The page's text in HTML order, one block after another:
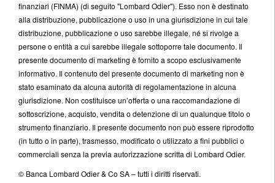
finanziari (FINMA) (di seguito "Lombard Odier"). Esso non è destinato
alla distribuzione, pubblicazione o uso in una giurisdizione in cui tale
distribuzione, pubblicazione o uso sarebbe illegale, né si rivolge a
persone o entità a cui sarebbe illegale sottoporre tale documento. Il
presente documento di marketing è fornito a scopo esclusivamente
informativo. Il contenuto del presente documento di marketing non è
stato esaminato da alcuna autorità di regolamentazione in alcuna
giurisdizione. Non costituisce un’offerta o una raccomandazione di
sottoscrizione, acquisto, vendita o detenzione di un qualunque titolo o
strumento finanziario. Il presente documento non può essere riprodotto
(in tutto o in parte), trasmesso, modificato o utilizzato a fini pubblici o
commerciali senza la previa autorizzazione scritta di Lombard Odier.
© Banca Lombard Odier & Co SA – tutti i diritti riservati.